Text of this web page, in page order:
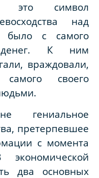
это символ
над
было с самого
денег. К ним
враждовали,
своего
гениальное
претерпевшее
с момента
два основных